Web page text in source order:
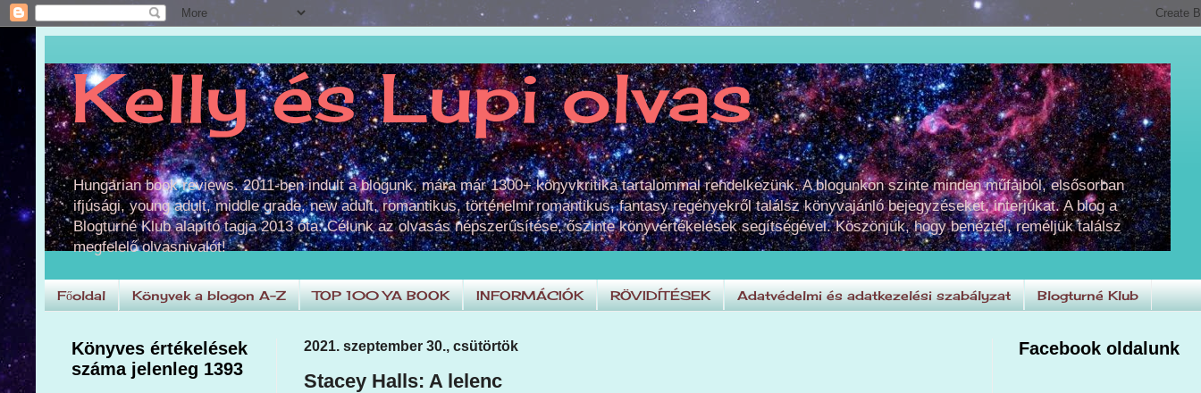
Kelly és Lupi olvas
Hungarian book reviews. 2011-ben indult a blogunk, mára már 1300+ könyvkritika tartalommal rendelkezünk. A blogunkon szinte minden műfajból, elsősorban
ifjúsági, young adult, middle grade, new adult, romantikus, történelmi romantikus, fantasy regényekről találsz könyvajánló bejegyzéseket, interjúkat. A blog a
Blogturné Klub alapító tagja 2013 óta. Célunk az olvasás népszerűsítése, őszinte könyvértékelések segítségével. Köszönjük, hogy benéztél, reméljük találsz
megfelelő olvasnivalót!
Főoldal Könyvek a blogon A-Z TOP 100 YA BOOK INFORMÁCIÓK RÖVIDÍTÉSEK Adatvédelmi és adatkezelési szabályzat Blogturné Klub
2021. szeptember 30., csütörtök
Stacey Halls: A lelenc
Könyves értékelések
száma jelenleg 1393
Facebook oldalunk